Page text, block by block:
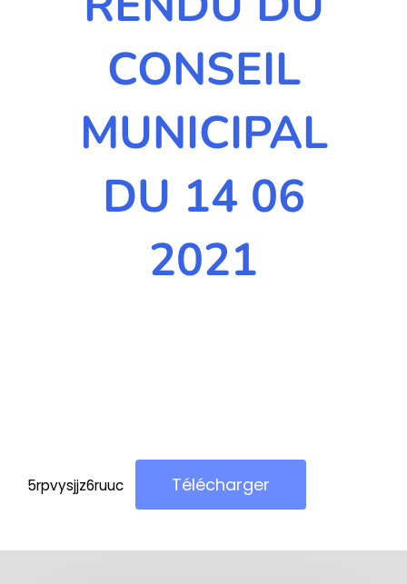
CONSEIL
MUNICIPAL
DU 14 06
2021
5rpvysjjz6ruuc Télécharger